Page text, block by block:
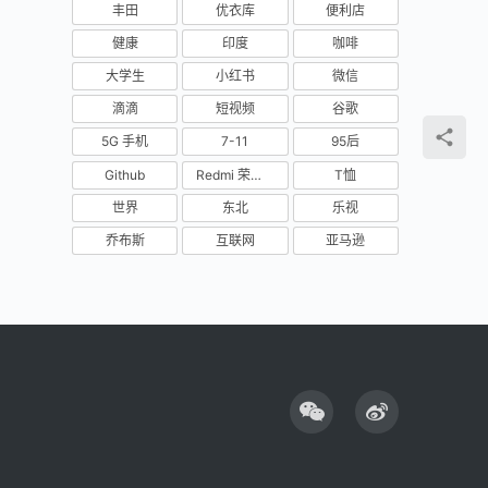
丰田 优衣库 便利店
健康 印度 咖啡
大学生 小红书 微信
滴滴 短视频 谷歌
5G 手机 7-11 95后
Github Redmi 荣耀 高端机 T恤
世界 东北 乐视
乔布斯 互联网 亚马逊